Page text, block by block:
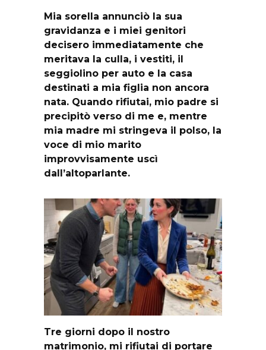
Mia sorella annunciò la sua
gravidanza e i miei genitori
decisero immediatamente che
meritava la culla, i vestiti, il
seggiolino per auto e la casa
destinati a mia figlia non ancora
nata. Quando rifiutai, mio padre si
precipitò verso di me e, mentre
mia madre mi stringeva il polso, la
voce di mio marito
improvvisamente uscì
dall’altoparlante.
Tre giorni dopo il nostro
matrimonio, mi rifiutai di portare